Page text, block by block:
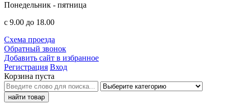
Понедельник - пятница
с 9.00 до 18.00
Схема проезда
Обратный звонок
Добавить сайт в избранное
Регистрация Вход
Корзина пуста